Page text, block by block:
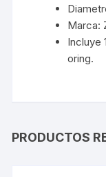
Marca:
Incluye
oring.
PRODUCTOS